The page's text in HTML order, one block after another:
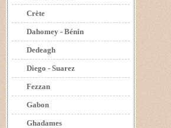
Crète
Dahomey - Bénin
Dedeagh
Diego - Suarez
Fezzan
Gabon
Ghadames